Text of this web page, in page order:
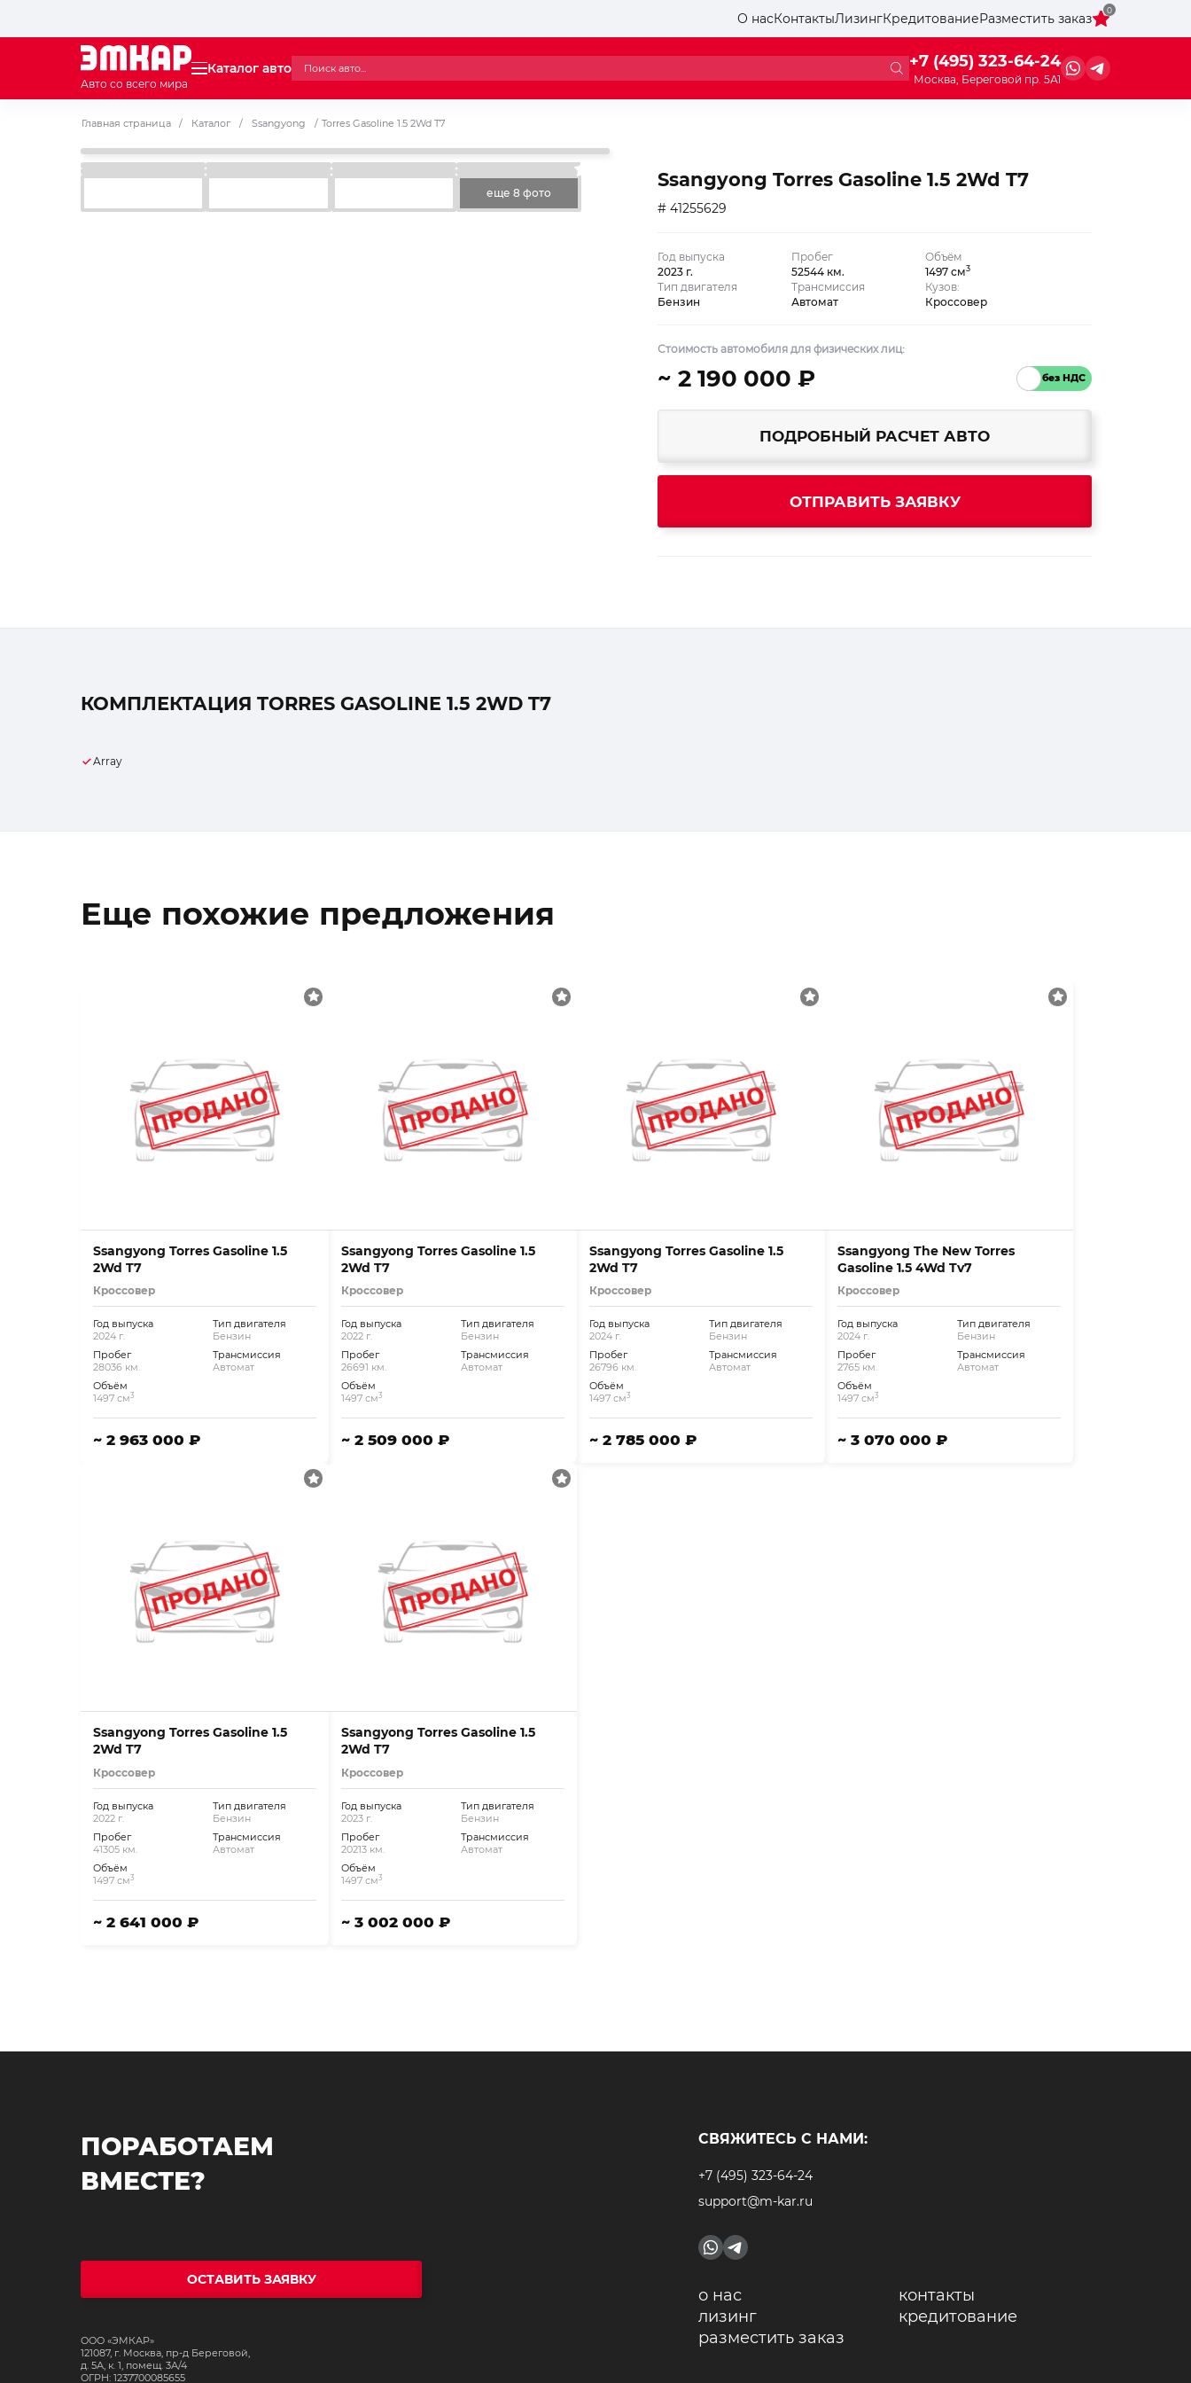
О насКонтактыЛизингКредитованиеРазместить заказ
0
Авто со всего мира
Каталог авто +7 (495) 323-64-24
Москва, Береговой пр. 5А1
Главная страница / Каталог / Ssangyong / Torres Gasoline 1.5 2Wd T7
еще 8 фото
Ssangyong Torres Gasoline 1.5 2Wd T7
# 41255629
Год выпуска
2023 г.
Пробег
52544 км.
Объём
1497 см3
Тип двигателя
Бензин
Трансмиссия
Автомат
Кузов:
Кроссовер
Стоимость автомобиля для физических лиц:
~ 2 190 000 ₽
ПОДРОБНЫЙ РАСЧЕТ АВТО
ОТПРАВИТЬ ЗАЯВКУ
КОМПЛЕКТАЦИЯ TORRES GASOLINE 1.5 2WD T7
Array
Еще похожие предложения
Ssangyong Torres Gasoline 1.5
2Wd T7
Кроссовер
Год выпуска
2024 г.
Пробег
28036 км.
Объём
1497 см3
Тип двигателя
Бензин
Трансмиссия
Автомат
~ 2 963 000 ₽
Ssangyong Torres Gasoline 1.5
2Wd T7
Кроссовер
Год выпуска
2022 г.
Пробег
26691 км.
Объём
1497 см3
Тип двигателя
Бензин
Трансмиссия
Автомат
~ 2 509 000 ₽
Ssangyong Torres Gasoline 1.5
2Wd T7
Кроссовер
Год выпуска
2024 г.
Пробег
26796 км.
Объём
1497 см3
Тип двигателя
Бензин
Трансмиссия
Автомат
~ 2 785 000 ₽
Ssangyong The New Torres
Gasoline 1.5 4Wd Tv7
Кроссовер
Год выпуска
2024 г.
Пробег
2765 км.
Объём
1497 см3
Тип двигателя
Бензин
Трансмиссия
Автомат
~ 3 070 000 ₽
Ssangyong Torres Gasoline 1.5
2Wd T7
Кроссовер
Год выпуска
2022 г.
Пробег
41305 км.
Объём
1497 см3
Тип двигателя
Бензин
Трансмиссия
Автомат
~ 2 641 000 ₽
Ssangyong Torres Gasoline 1.5
2Wd T7
Кроссовер
Год выпуска
2023 г.
Пробег
20213 км.
Объём
1497 см3
Тип двигателя
Бензин
Трансмиссия
Автомат
~ 3 002 000 ₽
ПОРАБОТАЕМ
ВМЕСТЕ?
ОСТАВИТЬ ЗАЯВКУ
ООО «ЭМКАР»
121087, г. Москва, пр-д Береговой,
д. 5А, к. 1, помещ. 3А/4
ОГРН: 1237700085655
СВЯЖИТЕСЬ С НАМИ:
+7 (495) 323-64-24
support@m-kar.ru
о нас
контакты
лизинг
кредитование
разместить заказ